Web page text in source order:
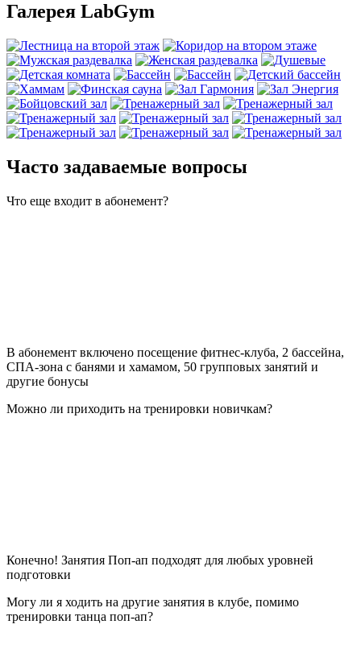
Галерея LabGym
Часто задаваемые вопросы
Что еще входит в абонемент?
В абонемент включено посещение фитнес-клуба, 2 бассейна,
СПА-зона с банями и хамамом, 50 групповых занятий и
другие бонусы
Можно ли приходить на тренировки новичкам?
Конечно! Занятия Поп-ап подходят для любых уровней
подготовки
Могу ли я ходить на другие занятия в клубе, помимо
тренировки танца поп-ап?